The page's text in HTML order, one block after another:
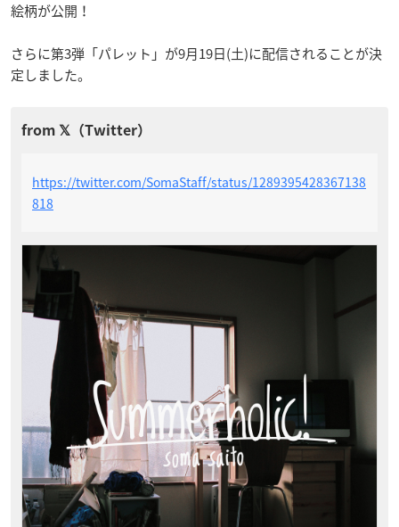
絵柄が公開！
さらに第3弾「パレット」が9月19日(土)に配信されることが決
定しました。
https://twitter.com/SomaStaff/status/1289395428367138
818